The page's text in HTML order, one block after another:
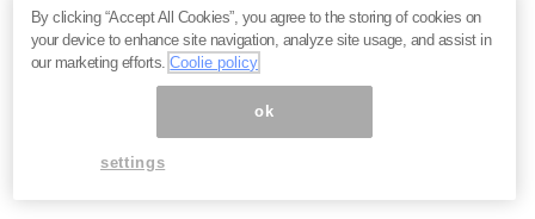
By clicking “Accept All Cookies”, you agree to the storing of cookies on
your device to enhance site navigation, analyze site usage, and assist in
our marketing efforts.Coolie policy
ok
settings